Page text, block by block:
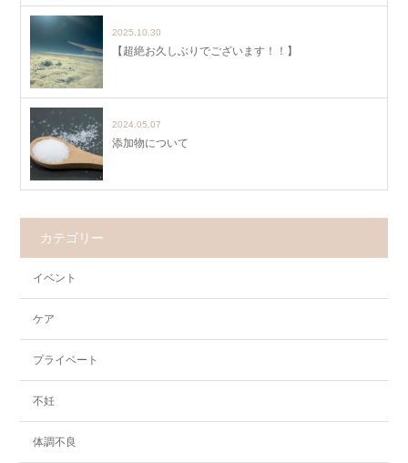
2025.10.30
【超絶お久しぶりでございます！！】
2024.05.07
添加物について
カテゴリー
イベント
ケア
プライベート
不妊
体調不良